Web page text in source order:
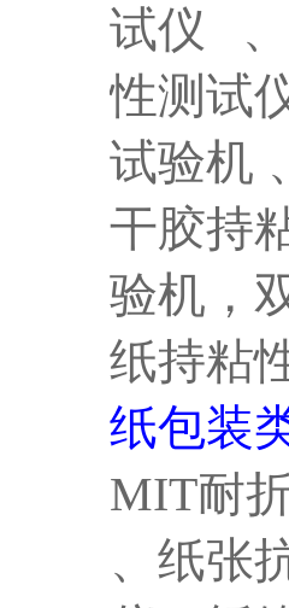
试仪 、
性测试
试验机
干胶持
验机，
纸持粘
纸包装
MIT耐
、纸张